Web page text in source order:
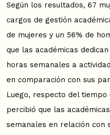
Según los resultados, 67
cargos de gestión
de mujeres y un 56% de
que las académicas
horas semanales a
en comparación con sus
Luego, respecto del tiempo
percibió que las
semanales en relación con